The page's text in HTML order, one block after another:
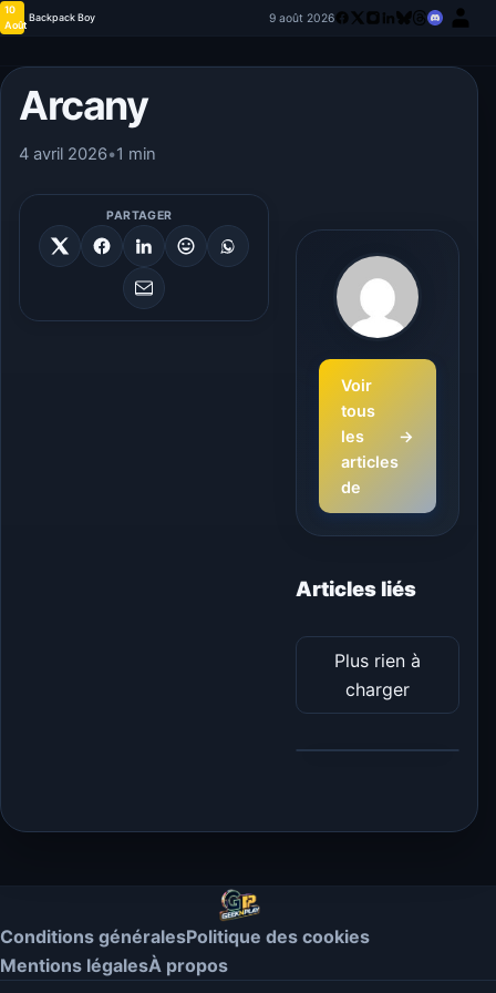
10
Août
Backpack Boy 9 août 2026
Arcany
4 avril 2026•1 min
PARTAGER
Voir
tous
les
articles
de
→
Articles liés
Plus rien à
charger
Conditions généralesPolitique des cookies
Mentions légalesÀ propos